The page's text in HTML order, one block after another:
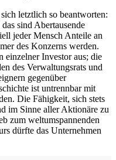
letztlich so beantworten:
sind Abertausende
jeder Mensch Anteile an
des Konzerns werden.
einzelner Investor aus; die
des Verwaltungsrats und
gegenüber
ist untrennbar mit
Die Fähigkeit, sich stets
im Sinne aller Aktionäre zu
zum weltumspannenden
dürfte das Unternehmen